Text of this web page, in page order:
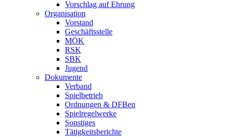
Vorschlag auf Ehrung
Organisation
Vorstand
Geschäftsstelle
MÖK
RSK
SBK
Jugend
Dokumente
Verband
Spielbetrieb
Ordnungen & DFBen
Spielregelwerke
Sonstiges
Tätigkeitsberichte